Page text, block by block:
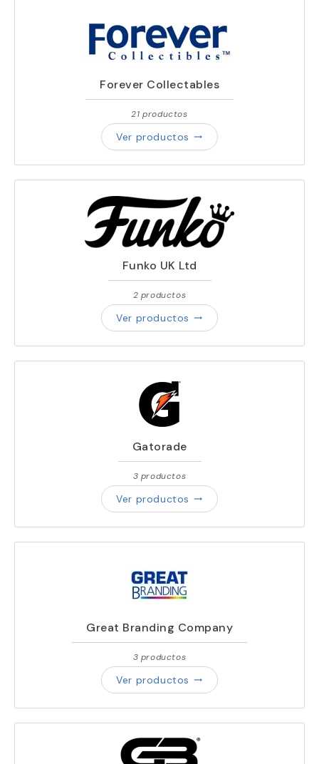
Forever Collectables
21 productos
Ver productos trending_flat
Funko UK Ltd
2 productos
Ver productos trending_flat
Gatorade
3 productos
Ver productos trending_flat
Great Branding Company
3 productos
Ver productos trending_flat